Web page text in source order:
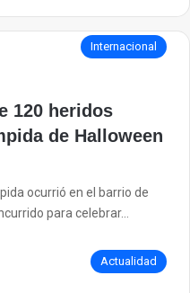
Internacional
120 heridos
de Halloween
ocurrió en el barrio de
para celebrar…
Actualidad